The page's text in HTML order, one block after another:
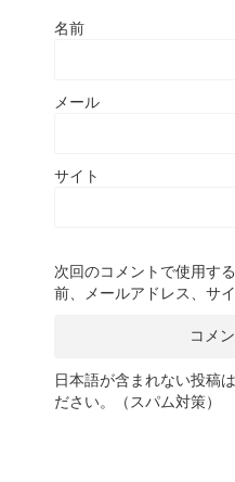
名前
メール
サイト
次回のコメントで使用す
前、メールアドレス、サ
日本語が含まれない投稿
ださい。（スパム対策）